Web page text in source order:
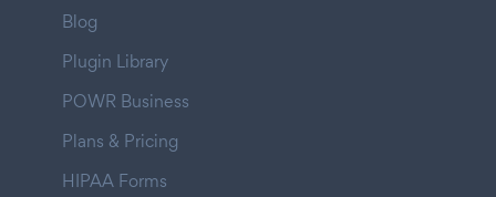
Blog
Plugin Library
POWR Business
Plans & Pricing
HIPAA Forms